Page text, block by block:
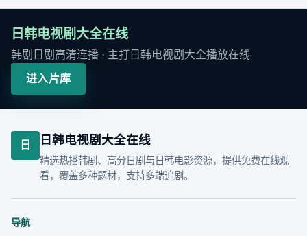
日韩电视剧大全在线
韩剧日剧高清连播 · 主打 日韩电视剧大全播放在线
进入片库
日 日韩电视剧大全在线
精选热播韩剧、高分日剧与日韩电影资源，提供免费在线观
看，覆盖多种题材，支持多端追剧。
导航